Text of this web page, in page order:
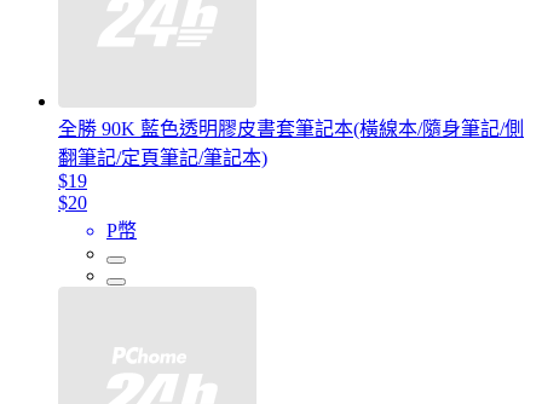
全勝 90K 藍色透明膠皮書套筆記本(橫線本/隨身筆記/側
翻筆記/定頁筆記/筆記本)
$19
$20
P幣